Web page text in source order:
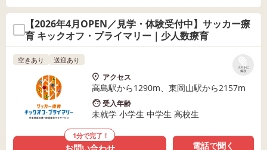
【2026年4月OPEN／見学・体験受付中】サッカー療
育 キックオフ・プライマリー｜少人数療育
リストに
保存
空きあり 送迎あり
アクセス
高島駅から1290m、東岡山駅から2157m
受入年齢
未就学 小学生 中学生 高校生
1分で完了！
電話で聞く